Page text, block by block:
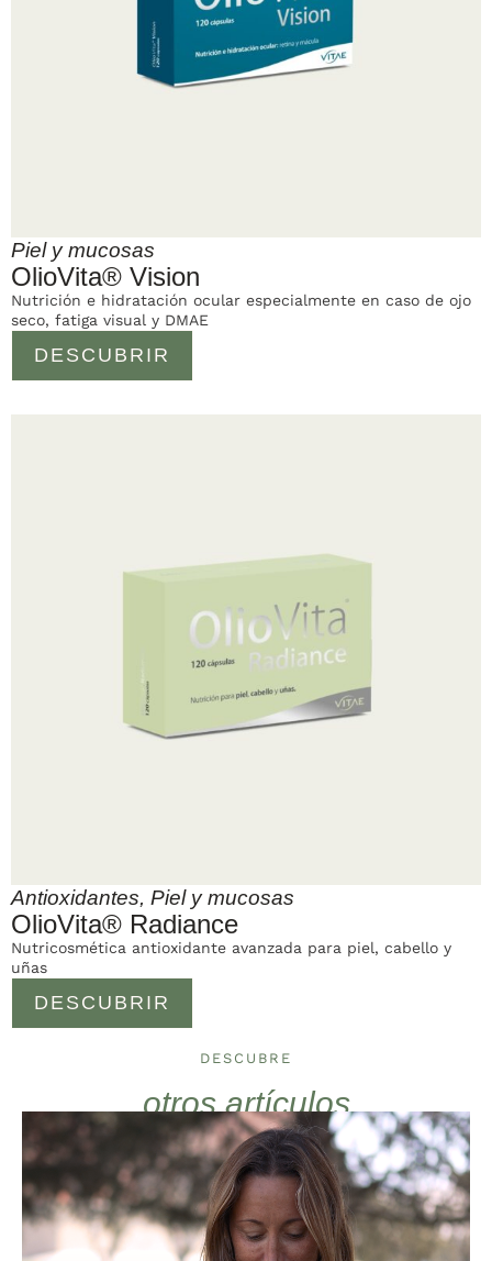
Piel y mucosas
OlioVita® Vision
DESCUBRIR
Nutrición e hidratación ocular especialmente en caso de ojo
seco, fatiga visual y DMAE
Antioxidantes, Piel y mucosas
OlioVita® Radiance
DESCUBRIR
Nutricosmética antioxidante avanzada para piel, cabello y
uñas
DESCUBRE
otros artículos